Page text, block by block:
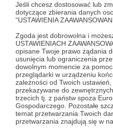
Jeśli chcesz dostosować lub
dotyczące zbierania danych
"USTAWIENIA
Zgoda jest dobrowolna i
USTAWIENIACH
opisane Twoje prawo żądania
usunięcia lub ograniczenia
dowolnym momencie za
przeglądarki w urządzeniu
zależności od Twoich
przekazywane do
trzecich tj. z państw spoza
Gospodarczego. Pozostałe
temat przetwarzania Twoich
przetwarzania znajdują się w
Kierownik
Bardzo dziękujemy, że
progu chcemy raz w roku
archiwalny Polityki
Patroni: 4
150 zł